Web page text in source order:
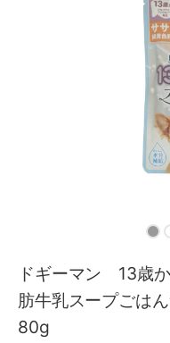
ドギーマン 13歳
肪牛乳スープごは
80g